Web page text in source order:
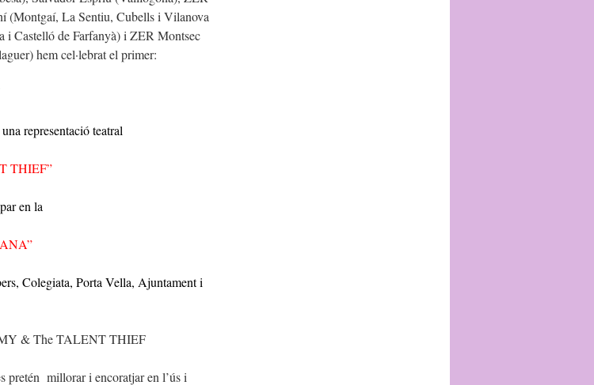
(Montgaí, La Sentiu, Cubells i Vilanova
Castelló de Farfanyà) i ZER Montsec
hem cel·lebrat el primer:
representació teatral
THIEF”
en la
Colegiata, Porta Vella, Ajuntament i
& The TALENT THIEF
pretén millorar i encoratjar en l’ús i